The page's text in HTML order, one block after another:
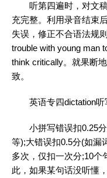
听第四遍时，对文稿
充完整。利用录音结束
失误，修正不合语法规
trouble with young man
think critically。就果断
致。
英语专四dictation听
小拼写错误扣0.25分(
等);大错误扣0.5分(如漏
多次，仅扣一次分;10个
此，如果某句话没听懂